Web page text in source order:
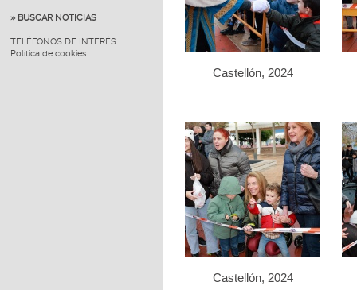
» BUSCAR NOTICIAS
TELÉFONOS DE INTERÉS
Política de cookies
Castellón, 2024
Castellón, 2024